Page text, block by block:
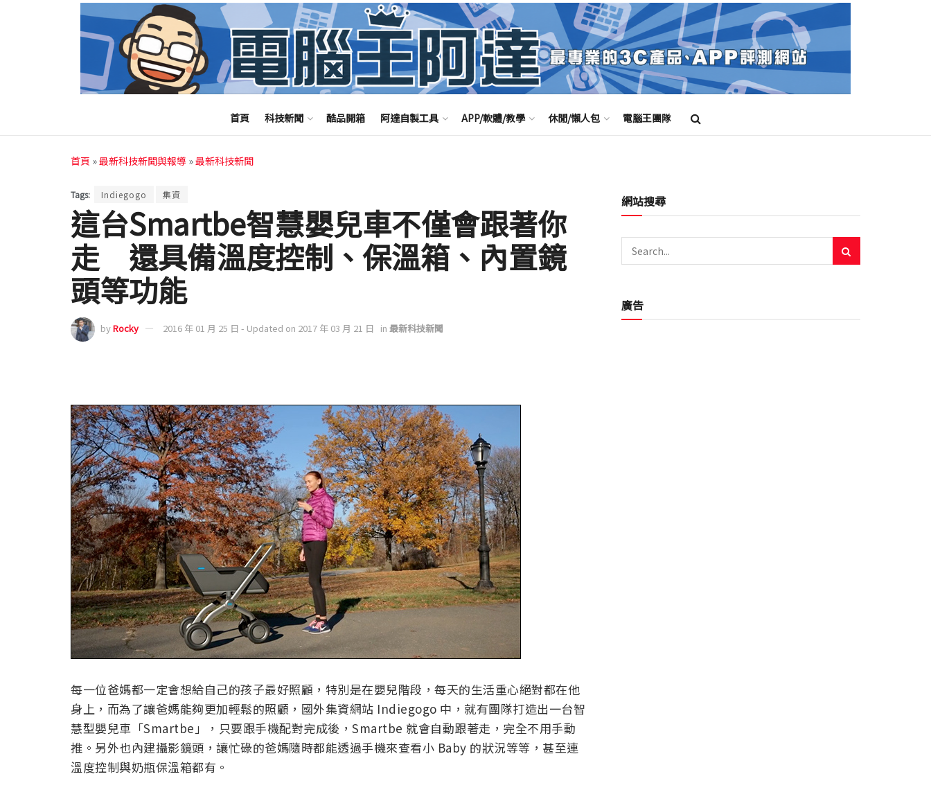
首頁 科技新聞 酷品開箱 阿達自製工具 APP/軟體/教學 休閒/懶人包 電腦王團隊
首頁 »最新科技新聞與報導 »最新科技新聞
Tags: Indiegogo 集資
這台Smartbe智慧嬰兒車不僅會跟著你
走 還具備溫度控制、保溫箱、內置鏡
頭等功能
byRocky 2016 年 01 月 25 日 - Updated on 2017 年 03 月 21 日 in 最新科技新聞
每一位爸媽都一定會想給自己的孩子最好照顧，特別是在嬰兒階段，每天的生活重心絕對都在他
身上，而為了讓爸媽能夠更加輕鬆的照顧，國外集資網站 Indiegogo 中，就有團隊打造出一台智
慧型嬰兒車「Smartbe」，只要跟手機配對完成後，Smartbe 就會自動跟著走，完全不用手動
推。另外也內建攝影鏡頭，讓忙碌的爸媽隨時都能透過手機來查看小 Baby 的狀況等等，甚至連
溫度控制與奶瓶保溫箱都有。
網站搜尋
廣告